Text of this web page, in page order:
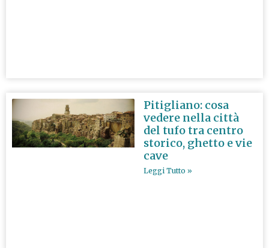
Pitigliano: cosa
vedere nella città
del tufo tra centro
storico, ghetto e vie
cave
Leggi Tutto »